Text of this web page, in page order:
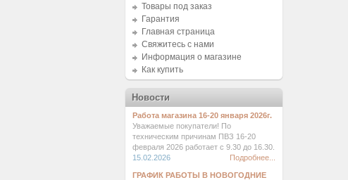
Товары под заказ
Гарантия
Главная страница
Свяжитесь с нами
Информация о магазине
Как купить
Новости
Работа магазина 16-20 января 2026г.
Уважаемые покупатели! По
техническим причинам ПВЗ 16-20
февраля 2026 работает с 9.30 до 16.30.
15.02.2026
Подробнее...
ГРАФИК РАБОТЫ В НОВОГОДНИЕ